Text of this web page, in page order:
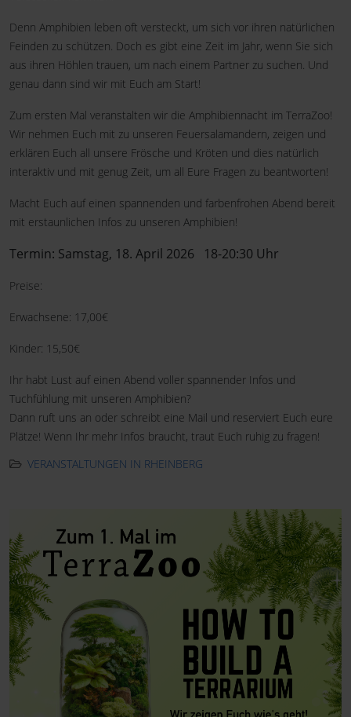
Denn Amphibien leben oft versteckt, um sich vor ihren natürlichen
Feinden zu schützen. Doch es gibt eine Zeit im Jahr, wenn Sie sich
aus ihren Höhlen trauen, um nach einem Partner zu suchen. Und
genau dann sind wir mit Euch am Start!
Zum ersten Mal veranstalten wir die Amphibiennacht im TerraZoo!
Wir nehmen Euch mit zu unseren Feuersalamandern, zeigen und
erklären Euch all unsere Frösche und Kröten und dies natürlich
interaktiv und mit genug Zeit, um all Eure Fragen zu beantworten!
Macht Euch auf einen spannenden und farbenfrohen Abend bereit
mit erstaunlichen Infos zu unseren Amphibien!
Termin: Samstag, 18. April 2026 18-20:30 Uhr
Preise:
Erwachsene: 17,00€
Kinder: 15,50€
Ihr habt Lust auf einen Abend voller spannender Infos und
Tuchfühlung mit unseren Amphibien?
Dann ruft uns an oder schreibt eine Mail und reserviert Euch eure
Plätze! Wenn Ihr mehr Infos braucht, traut Euch ruhig zu fragen!
VERANSTALTUNGEN IN RHEINBERG